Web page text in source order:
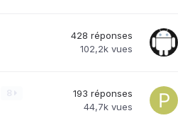
428 réponses
102,2k vues
193 réponses
44,7k vues